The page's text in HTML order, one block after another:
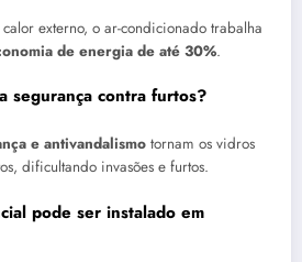
externo, o ar-condicionado trabalha
de energia de até 30%.
segurança contra furtos?
e antivandalismo tornam os vidros
dificultando invasões e furtos.
pode ser instalado em